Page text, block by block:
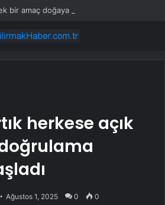
bir amaç doğaya saldılar
herkese açık
Ağustos 1, 2025 0 0